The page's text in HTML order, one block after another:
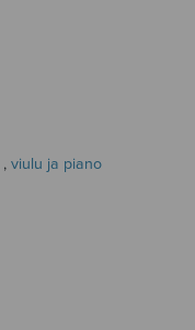
, viulu ja piano